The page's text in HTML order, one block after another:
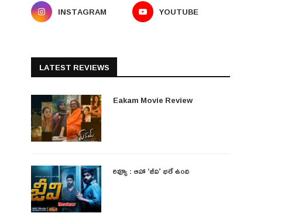
INSTAGRAM
YOUTUBE
LATEST REVIEWS
Eakam Movie Review
రివ్యూ : ఆహా ‘జీవి’ భలే ఉంది